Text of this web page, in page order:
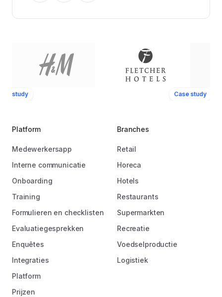
study Case study
Platform
Medewerkersapp
Interne communicatie
Onboarding
Training
Formulieren en checklisten
Evaluatiegesprekken
Enquêtes
Integraties
Platform
Prijzen
Branches
Retail
Horeca
Hotels
Restaurants
Supermarkten
Recreatie
Voedselproductie
Logistiek